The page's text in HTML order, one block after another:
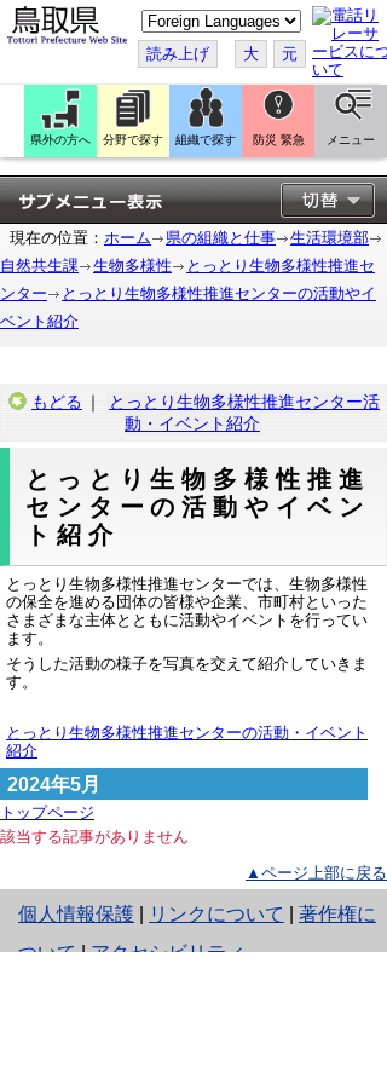
こ
の
ペ
ー
ジ
翻
訳
す
る
読み上げ 大 元
県外の方へ 分野で探す 組織で探す 防災 緊急 メニュー
現在の位置： ホーム 県の組織と仕事
生活環境部
自然共生課
生物多様性
とっとり生物多様性推進セ
ンター
とっとり生物多様性推進センターの活動やイ
ベント紹介
もどる ｜
とっとり生物多様性推進センター活
動・イベント紹介
とっとり生物多様性推進
センターの活動やイベン
ト紹介
とっとり生物多様性推進センターでは、生物多様性
の保全を進める団体の皆様や企業、市町村といった
さまざまな主体とともに活動やイベントを行ってい
ます。
そうした活動の様子を写真を交えて紹介していきま
す。
とっとり生物多様性推進センターの活動・イベント
紹介
2024年5月
トップページ
該当する記事がありません
▲ページ上部に戻る
個人情報保護
と
り
リンクについて
著作権に
ついて|アクセシビリティ